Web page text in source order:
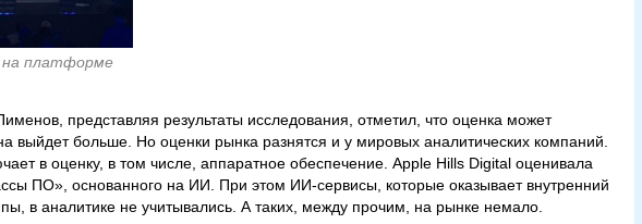
на платформе
представляя результаты исследования, отметил, что оценка может
выйдет больше. Но оценки рынка разнятся и у мировых аналитических компаний.
в оценку, в том числе, аппаратное обеспечение. Apple Hills Digital оценивала
ПО», основанного на ИИ. При этом ИИ-сервисы, которые оказывает внутренний
в аналитике не учитывались. А таких, между прочим, на рынке немало.